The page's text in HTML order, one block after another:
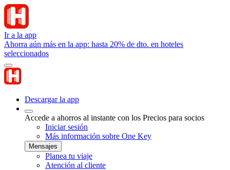
Ir a la app
Ahorra aún más en la app: hasta 20% de dto. en hoteles
seleccionados
Descargar la app
Accede a ahorros al instante con los Precios para socios
Iniciar sesión
Más información sobre One Key
Mensajes
Planea tu viaje
Atención al cliente